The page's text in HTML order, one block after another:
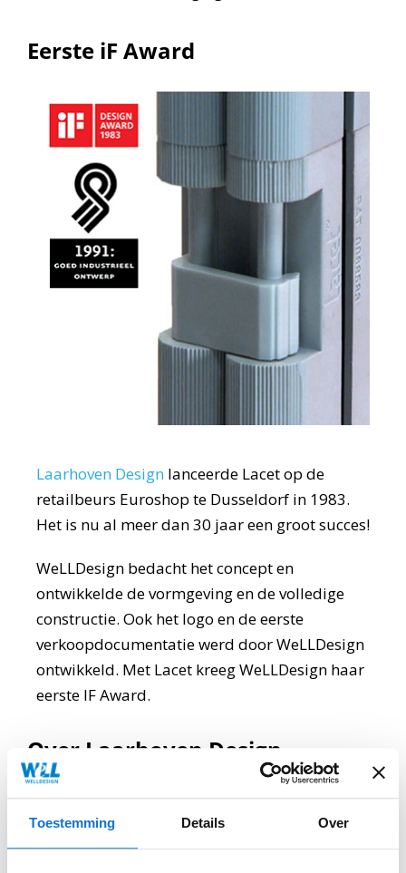
Toestemming Details Over
Eerste iF Award
Laarhoven Design lanceerde Lacet op de
retailbeurs Euroshop te Dusseldorf in 1983.
Het is nu al meer dan 30 jaar een groot succes!
WeLLDesign bedacht het concept en
ontwikkelde de vormgeving en de volledige
constructie. Ook het logo en de eerste
verkoopdocumentatie werd door WeLLDesign
ontwikkeld. Met Lacet kreeg WeLLDesign haar
eerste IF Award.
Over Laarhoven Design
LD creëert al ruim 45 jaar sterke
belevingsconcepten. Concepten die jouw
doelgroepen activeren en die blijven hangen in